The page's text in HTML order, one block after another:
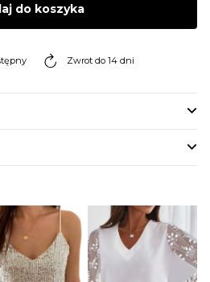
do koszyka
Zwrot do 14 dni